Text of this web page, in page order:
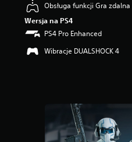
Obsługa funkcji Gra zdalna
Wersja na PS4
PS4 Pro Enhanced
Wibracje DUALSHOCK 4